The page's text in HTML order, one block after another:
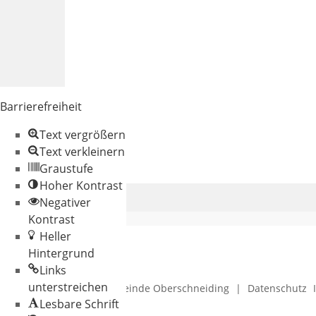
© 2026 Gemeinde Oberschneiding | Datenschutz
Barrierefreiheit
Text vergrößern
Text verkleinern
Graustufe
Hoher Kontrast
Negativer
Kontrast
Heller
Hintergrund
Links
unterstreichen
Lesbare Schrift